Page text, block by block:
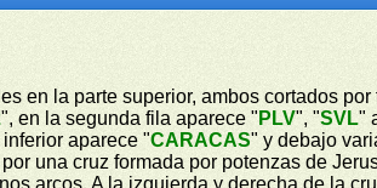
en la parte superior, ambos cortados
", en la segunda fila aparece " PLV", "SVL"
aparece "CARACAS" y debajo
una cruz formada por potenzas de
arcos. A la izquierda y derecha de la